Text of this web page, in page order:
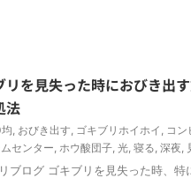
リを見失った時におびき出
法
, おびき出す, ゴキブリホイホイ , コン
センター, ホウ酸団子, 光, 寝る, 深夜,
ブログ ゴキブリを見失った時、特